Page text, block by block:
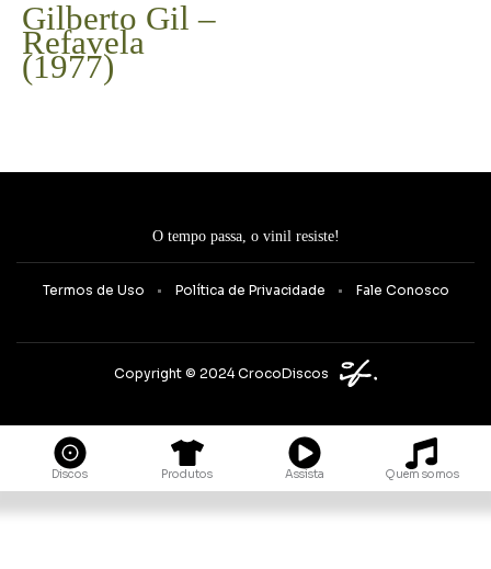
Gilberto Gil –
Refavela
(1977)
O tempo passa, o vinil resiste!
Termos de Uso Política de Privacidade Fale Conosco
Copyright © 2024 CrocoDiscos
Discos Produtos Assista Quem somos